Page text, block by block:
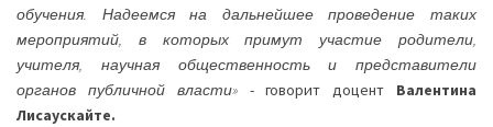
обучения. Надеемся на дальнейшее проведение таких
мероприятий, в которых примут участие родители,
учителя, научная общественность и представители
органов публичной власти»- говорит доцент Валентина
Лисаускайте.